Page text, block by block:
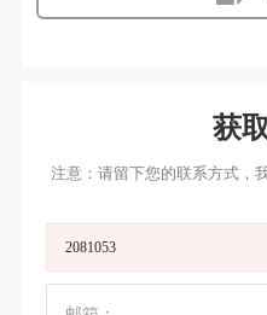
获
注意：请留下您的联系方式，
2081053